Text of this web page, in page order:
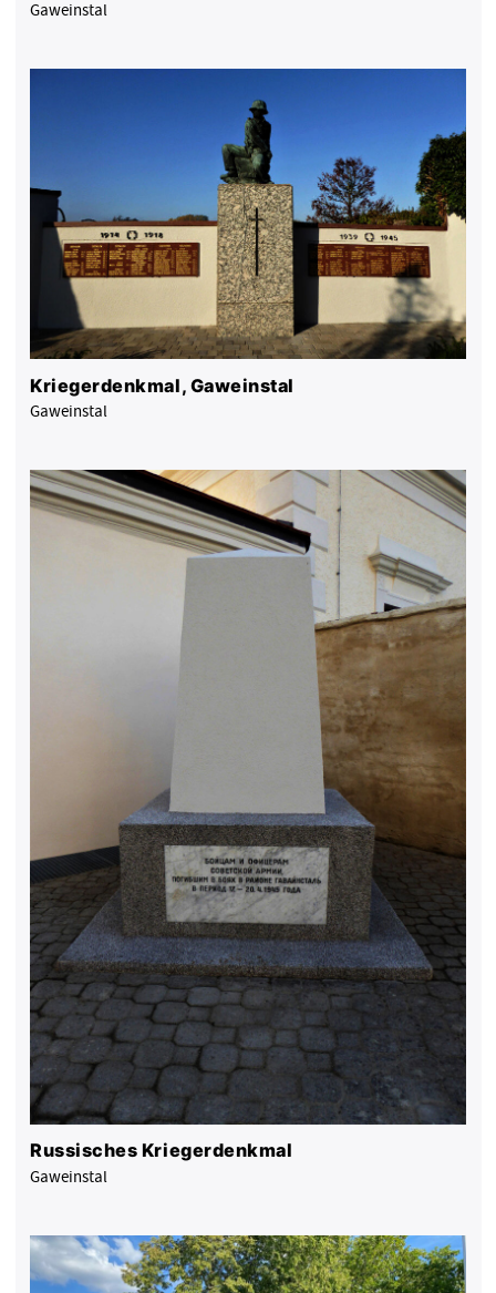
Gaweinstal
Kriegerdenkmal, Gaweinstal
Gaweinstal
Russisches Kriegerdenkmal
Gaweinstal